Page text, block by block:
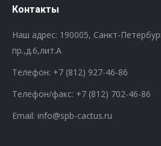
Контакты
Наш адрес: 190005, Санкт-
пр.,д.6,лит.А
Телефон: +7 (812) 927-46-86
Телефон/факс: +7 (812) 702-46-86
Email: info@spb-cactus.ru